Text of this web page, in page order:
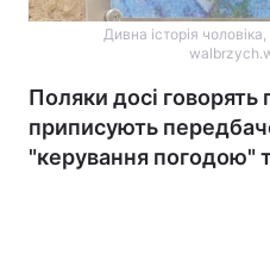
Дивна історія
Поляки досі говорять
приписують
"керування погодою"